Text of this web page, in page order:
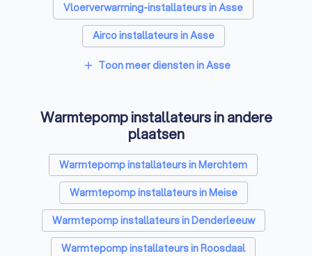
Vloerverwarming-installateurs in Asse
Airco installateurs in Asse
Ramen en deuren specialisten in Asse
Zonwering specialisten in Asse
Badkamer installateurs in Asse
Glashandels in Asse
EPC-keurders in Asse
Klusjesmannen in Asse
add Toon meer diensten in Asse
Warmtepomp installateurs in andere
plaatsen
Warmtepomp installateurs in Merchtem
Warmtepomp installateurs in Meise
Warmtepomp installateurs in Denderleeuw
Warmtepomp installateurs in Roosdaal